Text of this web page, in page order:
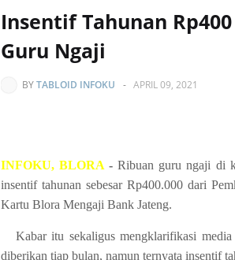
Insentif Tahunan
Guru Ngaji
BYTABLOID INFOKU - APRIL 09, 2021
INFOKU, BLORA - Ribuan guru ngaji di
insentif tahunan sebesar Rp400.000 dari
Kartu Blora Mengaji Bank Jateng.
Kabar itu sekaligus mengklarifikasi
diberikan tiap bulan, namun ternyata insentif